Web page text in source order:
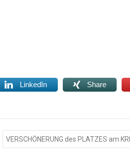
LinkedIn Share
VERSCHÖNERUNG des PLATZES am